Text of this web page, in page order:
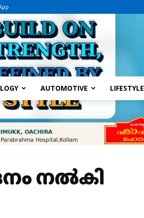
AUTOMOTIVE LIFESTYLE
നൽകി